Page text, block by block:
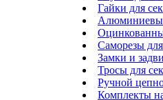
Гайки для
Саморезы
Замки и
Тросы для
Ручной
Комплекты